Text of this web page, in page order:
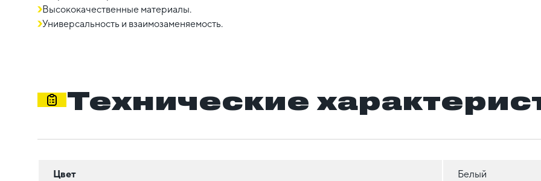
Высококачественные материалы.
Универсальность и взаимозаменяемость.
Технические
Цвет Белый